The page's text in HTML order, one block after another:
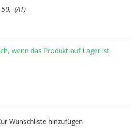
(AT)
wenn das Produkt auf Lager ist
Wunschliste hinzufügen